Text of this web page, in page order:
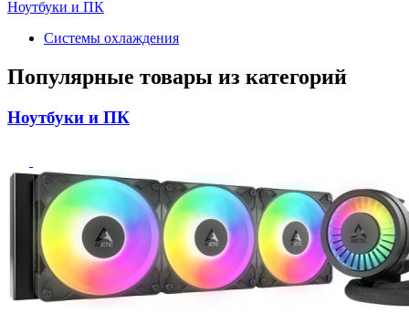
Ноутбуки и ПК
Системы охлаждения
Популярные товары из категорий
Ноутбуки и ПК